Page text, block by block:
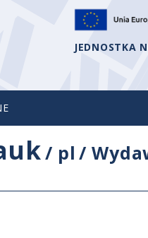
JEDNOSTKA
/ pl /